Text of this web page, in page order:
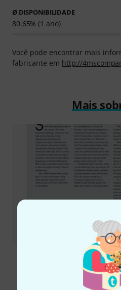
Ø DISPONIBILIDADE
80.65% (1 ano)
Você pode encontrar mais
fabricante em http://
Mais
Eis como pode